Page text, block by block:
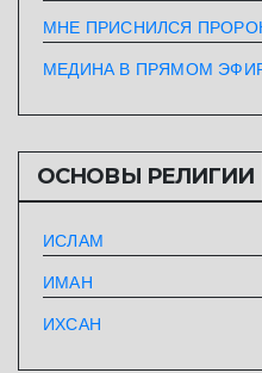
МНЕ ПРИСНИЛСЯ
МЕДИНА В ПРЯМОМ
ОСНОВЫ РЕЛИГИИ
ИСЛАМ
ИМАН
ИХСАН